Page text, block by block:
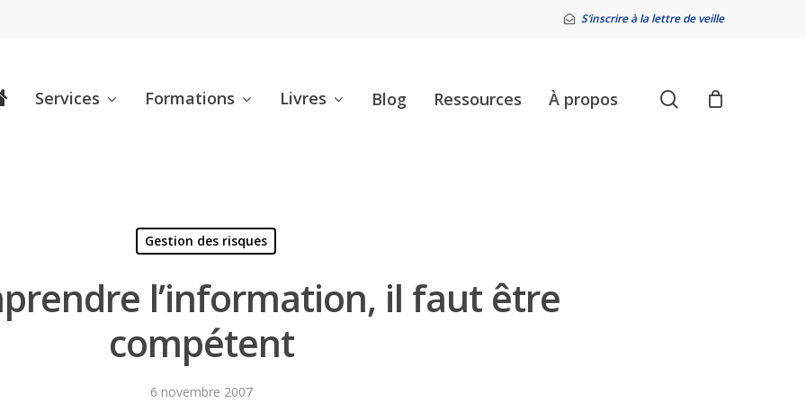
S’inscrire à la lettre de veille
Services Formations Livres Blog Ressources À propos search
Gestion des risques
l’information, il faut être
compétent
6 novembre 2007